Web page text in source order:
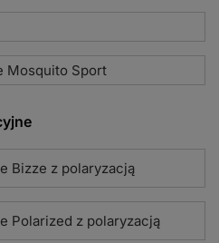
Mosquito Sport
Bizze z polaryzacją
Polarized z polaryzacją